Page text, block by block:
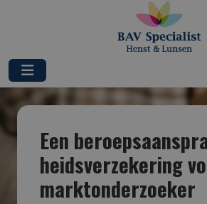
Een
heids­verzekering
marktonderzoeker